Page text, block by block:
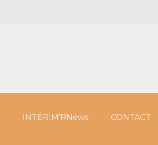
INTÉRIM’RNews CONTACT